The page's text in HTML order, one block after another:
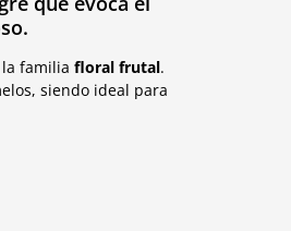
familia floral frutal.
siendo ideal para